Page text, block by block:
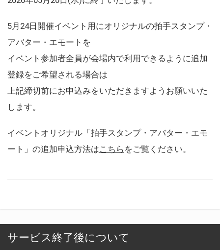
5月24日開催イベント用にオリジナルの拍手スタンプ・
アバター・エモートを
イベント参加者全員が会場内で利用できるように追加
登録をご希望される場合は
上記締切前にお申込みをいただきますようお願いいた
します。
イベントオリジナル「拍手スタンプ・アバター・エモ
ート」の追加申込方法はこちら をご覧ください。
サービス終了後について